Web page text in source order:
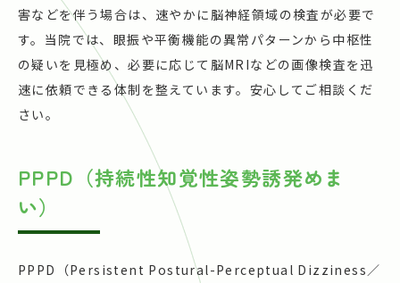
害などを伴う場合は、速やかに脳神経領域の検査が必要で
す。当院では、眼振や平衡機能の異常パターンから中枢性
の疑いを見極め、必要に応じて脳MRIなどの画像検査を迅
速に依頼できる体制を整えています。安心してご相談くだ
さい。
PPPD（持続性知覚性姿勢誘発めま
い）
PPPD（Persistent Postural-Perceptual Dizziness／